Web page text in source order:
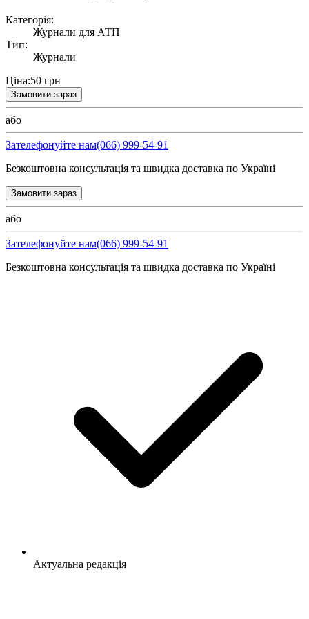
Категорія:
Журнали для АТП
Тип:
Журнали
Ціна:50 грн
Замовити зараз
або
Зателефонуйте нам(066) 999-54-91
Безкоштовна консультація та швидка доставка по Україні
Замовити зараз
або
Зателефонуйте нам(066) 999-54-91
Безкоштовна консультація та швидка доставка по Україні
Актуальна редакція